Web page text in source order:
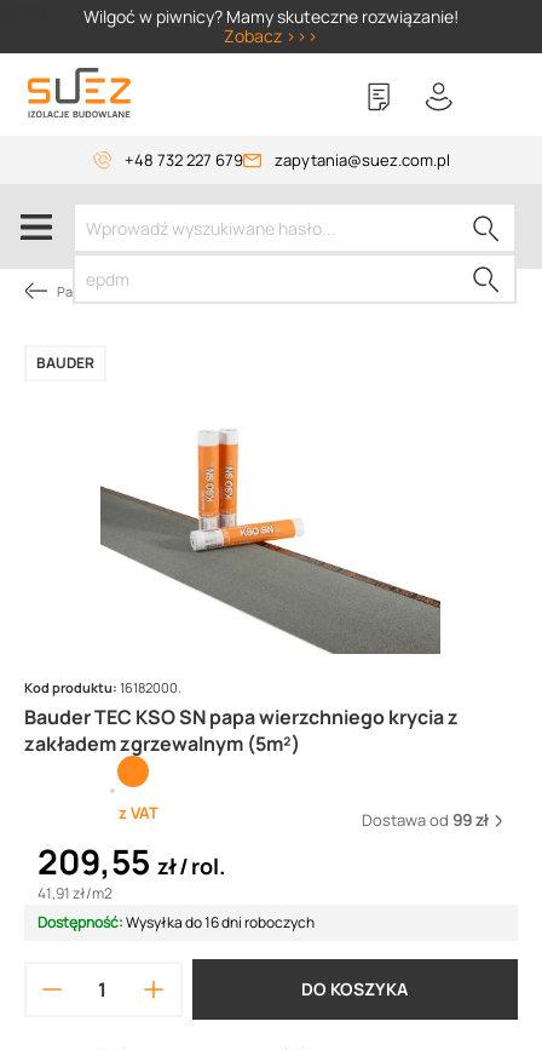
Wilgoć w piwnicy? Mamy skuteczne rozwiązanie!
Zobacz >>>
+48 732 227 679 zapytania@suez.com.pl
Papy dachowe
Bauder TEC KSO SN papa wierzchniego krycia z
zakładem zgrzewalnym (5m²)
BAUDER
Kod produktu: 16182000.
z VAT Dostawa od 99 zł
209,55 zł rol.
41,91 zł/m2
Dostępność:Wysyłka do 16 dni roboczych
DO KOSZYKA